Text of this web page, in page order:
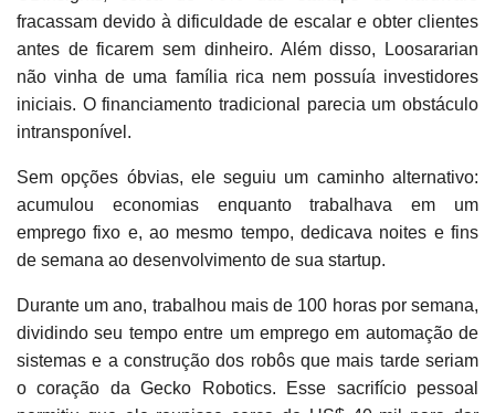
fracassam devido à dificuldade de escalar e obter clientes
antes de ficarem sem dinheiro. Além disso, Loosararian
não vinha de uma família rica nem possuía investidores
iniciais. O financiamento tradicional parecia um obstáculo
intransponível.
Sem opções óbvias, ele seguiu um caminho alternativo:
acumulou economias enquanto trabalhava em um
emprego fixo e, ao mesmo tempo, dedicava noites e fins
de semana ao desenvolvimento de sua startup.
Durante um ano, trabalhou mais de 100 horas por semana,
dividindo seu tempo entre um emprego em automação de
sistemas e a construção dos robôs que mais tarde seriam
o coração da Gecko Robotics. Esse sacrifício pessoal